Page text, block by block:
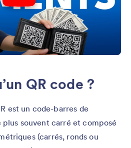
QR code ?
est un code-barres de
souvent carré et composé
(carrés, ronds ou